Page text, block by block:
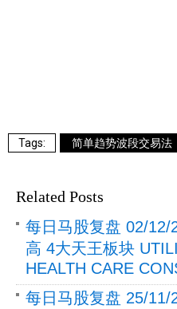
简单趋势波段交易法
Related Posts
每日马股复盘 02/
高 4大天王板块
HEALTH CARE
每日马股复盘 25/11/